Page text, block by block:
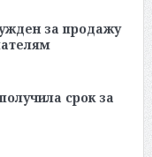
за продажу
срок за